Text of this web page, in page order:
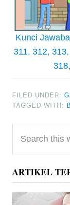
Kunci
311, 312,
FILED UNDER:
TAGGED WITH:
Primary
Sidebar
this
website
ARTIKEL